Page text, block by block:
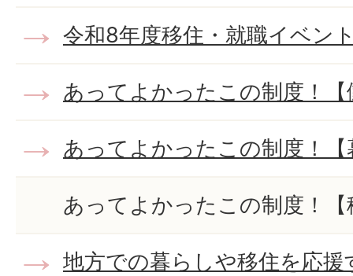
令和8年度移住・就職イベン
あってよかったこの制度！【
あってよかったこの制度！
あってよかったこの制度！【
地方での暮らしや移住を応援